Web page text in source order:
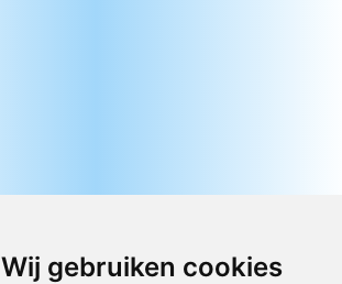
Wij gebruiken cookies